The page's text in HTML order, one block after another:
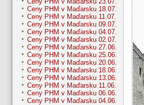
Ceny PHM v Maďarsku 18.07.
Ceny PHM v Maďarsku 11.07.
Ceny PHM v Maďarsku 09.07.
Ceny PHM v Maďarsku 04.07.
Ceny PHM v Maďarsku 02.07.
Ceny PHM v Maďarsku 27.06.
Ceny PHM v Maďarsku 25.06.
Ceny PHM v Maďarsku 20.06.
Ceny PHM v Maďarsku 18.06.
Ceny PHM v Maďarsku 13.06.
Ceny PHM v Maďarsku 11.06.
Ceny PHM v Maďarsku 06.06.
Ceny PHM v Maďarsku 04.06.